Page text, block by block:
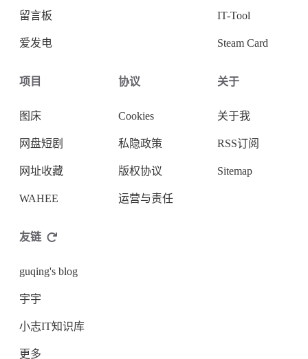
支付宝
留言板
爱发电
IT-Tool
Steam Card
项目
图床
网盘短剧
网址收藏
WAHEE
协议
Cookies
私隐政策
版权协议
运营与责任
关于
关于我
RSS订阅
Sitemap
友链
guqing's blog
宇宇
小志IT知识库
更多